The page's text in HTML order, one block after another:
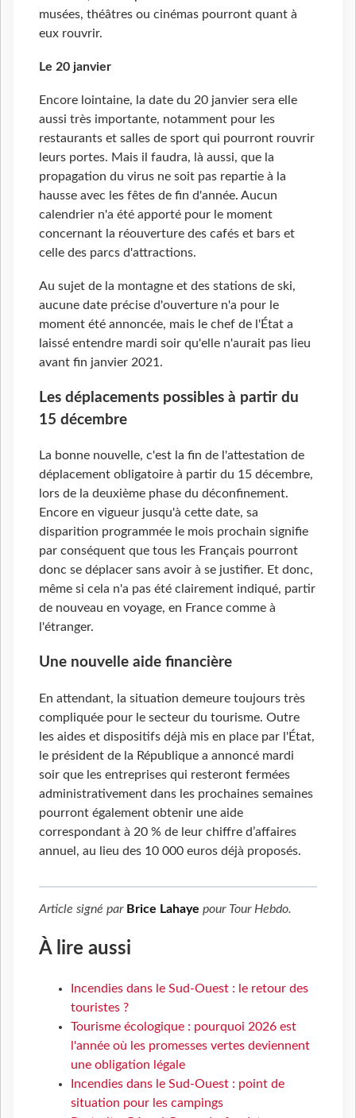
musées, théâtres ou cinémas pourront quant à
eux rouvrir.
Le 20 janvier
Encore lointaine, la date du 20 janvier sera elle
aussi très importante, notamment pour les
restaurants et salles de sport qui pourront rouvrir
leurs portes. Mais il faudra, là aussi, que la
propagation du virus ne soit pas repartie à la
hausse avec les fêtes de fin d'année. Aucun
calendrier n'a été apporté pour le moment
concernant la réouverture des cafés et bars et
celle des parcs d'attractions.
Au sujet de la montagne et des stations de ski,
aucune date précise d'ouverture n'a pour le
moment été annoncée, mais le chef de l'État a
laissé entendre mardi soir qu'elle n'aurait pas lieu
avant fin janvier 2021.
Les déplacements possibles à partir du
15 décembre
La bonne nouvelle, c'est la fin de l'attestation de
déplacement obligatoire à partir du 15 décembre,
lors de la deuxième phase du déconfinement.
Encore en vigueur jusqu'à cette date, sa
disparition programmée le mois prochain signifie
par conséquent que tous les Français pourront
donc se déplacer sans avoir à se justifier. Et donc,
même si cela n'a pas été clairement indiqué, partir
de nouveau en voyage, en France comme à
l'étranger.
Une nouvelle aide financière
En attendant, la situation demeure toujours très
compliquée pour le secteur du tourisme. Outre
les aides et dispositifs déjà mis en place par l'État,
le président de la République a annoncé mardi
soir que les entreprises qui resteront fermées
administrativement dans les prochaines semaines
pourront également obtenir une aide
correspondant à 20 % de leur chiffre d’affaires
annuel, au lieu des 10 000 euros déjà proposés.
Article signé par Brice Lahaye pour Tour Hebdo.
À lire aussi
Incendies dans le Sud-Ouest : le retour des
touristes ?
Tourisme écologique : pourquoi 2026 est
l'année où les promesses vertes deviennent
une obligation légale
Incendies dans le Sud-Ouest : point de
situation pour les campings